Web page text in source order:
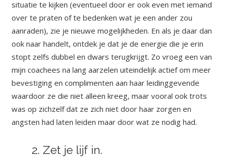
situatie te kijken (eventueel door er ook even met iemand
over te praten of te bedenken wat je een ander zou
aanraden), zie je nieuwe mogelijkheden. En als je daar dan
ook naar handelt, ontdek je dat je de energie die je erin
stopt zelfs dubbel en dwars terugkrijgt. Zo vroeg een van
mijn coachees na lang aarzelen uiteindelijk actief om meer
bevestiging en complimenten aan haar leidinggevende
waardoor ze die niet alleen kreeg, maar vooral ook trots
was op zichzelf dat ze zich niet door haar zorgen en
angsten had laten leiden maar door wat ze nodig had.
2. Zet je lijf in.